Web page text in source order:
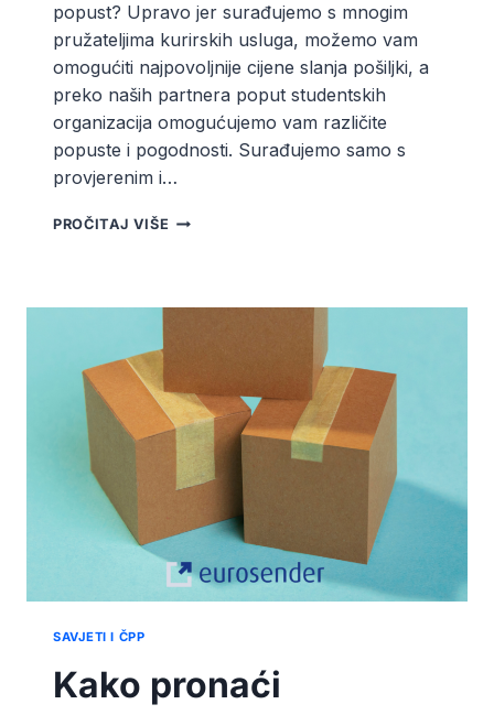
popust? Upravo jer surađujemo s mnogim
pružateljima kurirskih usluga, možemo vam
omogućiti najpovoljnije cijene slanja pošiljki, a
preko naših partnera poput studentskih
organizacija omogućujemo vam različite
popuste i pogodnosti. Surađujemo samo s
provjerenim i…
PROČITAJ VIŠE KAKO
SLANJE
SAVJETI I ČPP
Kako pronaći